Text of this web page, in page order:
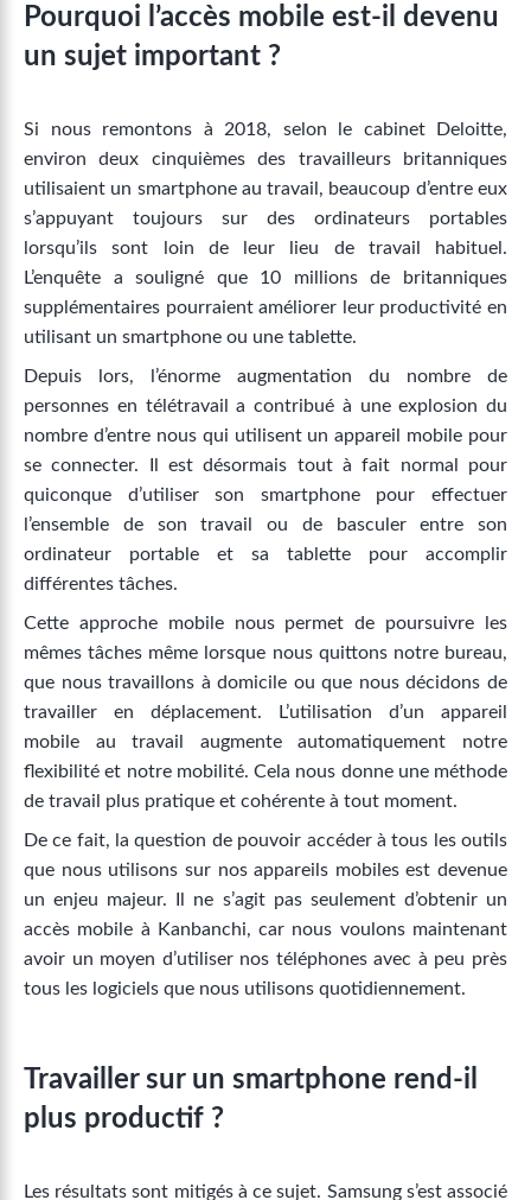
Pourquoi l’accès mobile est-il devenu
un sujet important ?
Si nous remontons à 2018, selon le cabinet Deloitte,
environ deux cinquièmes des travailleurs britanniques
utilisaient un smartphone au travail, beaucoup d’entre eux
s’appuyant toujours sur des ordinateurs portables
lorsqu’ils sont loin de leur lieu de travail habituel.
L’enquête a souligné que 10 millions de britanniques
supplémentaires pourraient améliorer leur productivité en
utilisant un smartphone ou une tablette.
Depuis lors, l’énorme augmentation du nombre de
personnes en télétravail a contribué à une explosion du
nombre d’entre nous qui utilisent un appareil mobile pour
se connecter. Il est désormais tout à fait normal pour
quiconque d’utiliser son smartphone pour effectuer
l’ensemble de son travail ou de basculer entre son
ordinateur portable et sa tablette pour accomplir
différentes tâches.
Cette approche mobile nous permet de poursuivre les
mêmes tâches même lorsque nous quittons notre bureau,
que nous travaillons à domicile ou que nous décidons de
travailler en déplacement. L’utilisation d’un appareil
mobile au travail augmente automatiquement notre
flexibilité et notre mobilité. Cela nous donne une méthode
de travail plus pratique et cohérente à tout moment.
De ce fait, la question de pouvoir accéder à tous les outils
que nous utilisons sur nos appareils mobiles est devenue
un enjeu majeur. Il ne s’agit pas seulement d’obtenir un
accès mobile à Kanbanchi, car nous voulons maintenant
avoir un moyen d’utiliser nos téléphones avec à peu près
tous les logiciels que nous utilisons quotidiennement.
Travailler sur un smartphone rend-il
plus productif ?
Les résultats sont mitigés à ce sujet. Samsung s’est associé